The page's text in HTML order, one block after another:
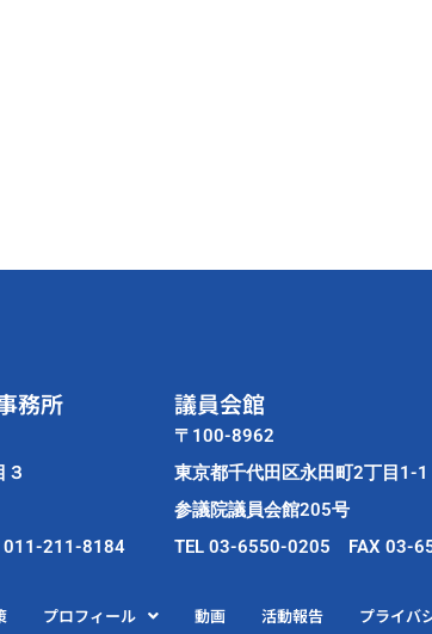
務所
３
211-8184
議員会館
〒100-8962
東京都千代田区永田町2丁目1-1
参議院議員会館205号
TEL 03-6550-0205 FAX 03-
プロフィール 動画 活動報告 プライバ